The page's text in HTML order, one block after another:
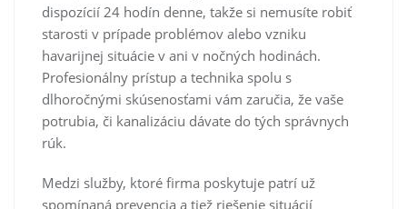
dispozícií 24 hodín denne, takže si nemusíte robiť
starosti v prípade problémov alebo vzniku
havarijnej situácie v ani v nočných hodinách.
Profesionálny prístup a technika spolu s
dlhoročnými skúsenosťami vám zaručia, že vaše
potrubia, či kanalizáciu dávate do tých správnych
rúk.
Medzi služby, ktoré firma poskytuje patrí už
spomínaná prevencia a tiež riešenie situácií